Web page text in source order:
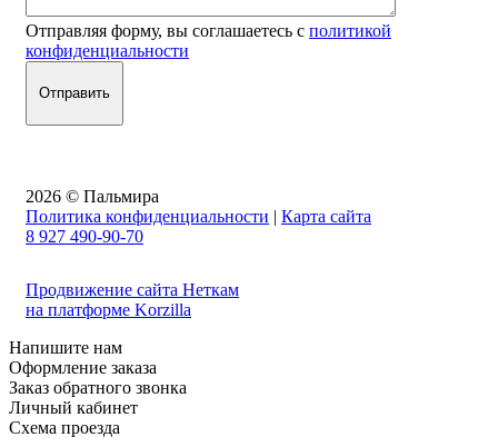
Отправляя форму, вы соглашаетесь с политикой
конфиденциальности
2026 © Пальмира
Политика конфиденциальности | Карта сайта
8 927 490-90-70
Продвижение сайта Неткам
на платформе Korzilla
Напишите нам
Оформление заказа
Заказ обратного звонка
Личный кабинет
Схема проезда